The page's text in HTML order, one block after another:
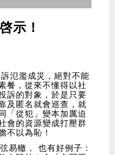
示！
氾濫成災，絕對不能
餐，從來不懂得以社
訴的對象，於是只要
及匿名就會巡查，就
「從犯」變本加厲迫
會的資源變成打壓群
不以為恥！
易轍， 也有好例子：